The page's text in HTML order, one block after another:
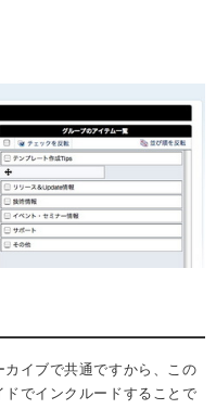
イブで共通ですから、この
でインクルードすることで